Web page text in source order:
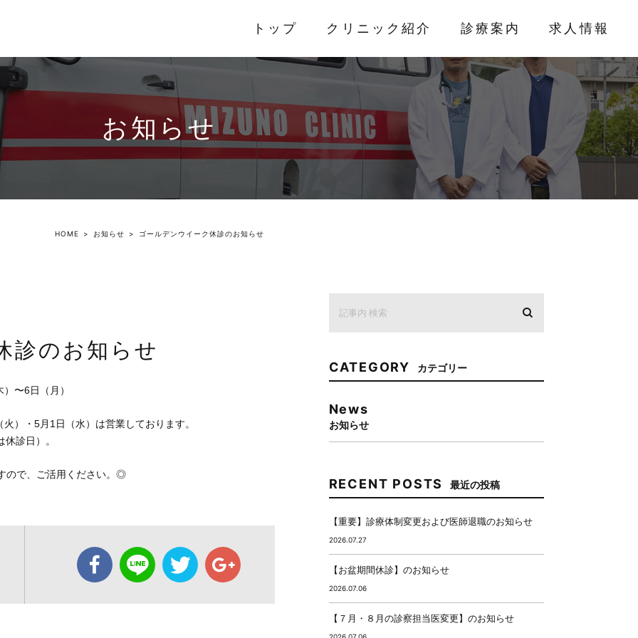
トップ クリニック紹介 診療案内 求人情報
お知らせ
HOME お知らせ ゴールデンウイーク休診のお知らせ
診のお知らせ
〜6日（月）
）・5月1日（水）は営業しております。
診日）。
ので、ご活用ください。◎
CATEGORY カテゴリー
News
お知らせ
RECENT POSTS 最近の投稿
【重要】診療体制変更および医師退職のお知らせ
2026.07.27
【お盆期間休診】のお知らせ
2026.07.06
【７月・８月の診察担当医変更】のお知らせ